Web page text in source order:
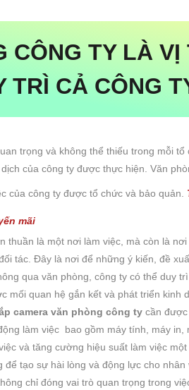
CÔNG TY LÀ VỊ
TRÌ CẢ CÔNG
trọng và không thể thiếu trong mỗi
của công ty được thực hiện. Văn
của công ty được tổ chức và bảo quản.
mãi
thuần là một nơi làm việc, mà còn là
tác. Đây là nơi để những ý kiến, đề
qua văn phòng, công ty có thể duy
mối quan hệ gắn kết và phát triển kinh
camera văn phòng công ty cần được
làm việc bao gồm máy tính, máy
và tăng cường hiệu suất làm việc
tạo sự hài lòng và động lực cho nhân
chỉ đóng vai trò quan trọng trong